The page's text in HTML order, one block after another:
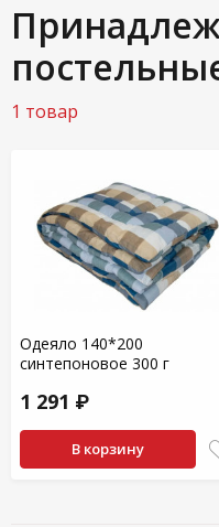
1 товар
Одеяло 140*200
синтепоновое 300 г
1 291 ₽
В корзину